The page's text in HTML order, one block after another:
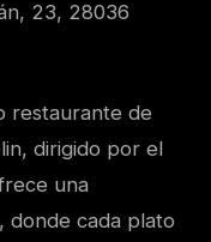
23, 28036
restaurante de
dirigido por el
una
donde cada plato